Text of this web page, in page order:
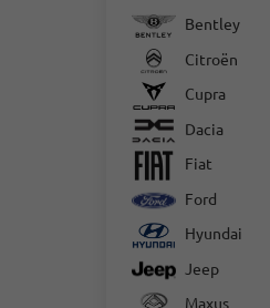
Bentley
Citroën
Cupra
Dacia
Fiat
Ford
Hyundai
Jeep
Maxus